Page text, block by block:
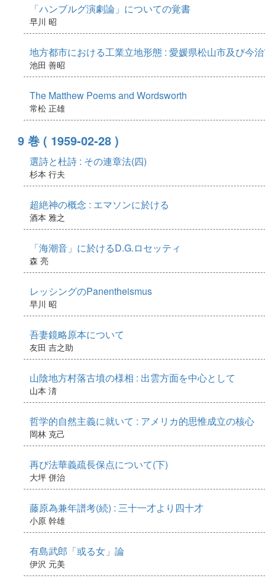
「ハンブルグ演劇論」についての覚書
早川 昭
地方都市における工業立地形態 : 愛媛県松山市及び今
池田 善昭
The Matthew Poems and Wordsworth
常松 正雄
9 巻 ( 1959-02-28 )
選詩と杜詩 : その連章法(四)
杉本 行夫
超絶神の概念 : エマソンに於ける
酒本 雅之
「海潮音」に於けるD.G.ロセッティ
森 亮
レッシングのPanentheismus
早川 昭
吾妻鏡略原本について
友田 吉之助
山陰地方村落古墳の様相 : 出雲方面を中心として
山本 淸
哲学的自然主義に就いて : アメリカ的思惟成立の核心
岡林 克己
再び法華義疏長保点について(下)
大坪 併治
藤原為兼年譜考(続) : 三十一才より四十才
小原 幹雄
有島武郎「或る女」論
伊沢 元美